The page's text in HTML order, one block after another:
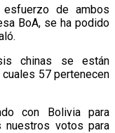
de ambos
BoA, se ha podido
chinas se están
57 pertenecen
con Bolivia para
nuestros votos para